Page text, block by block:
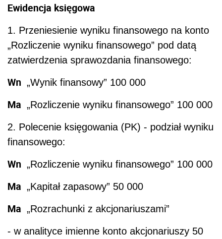
Ewidencja księgowa
1. Przeniesienie wyniku finansowego na konto
„Rozliczenie wyniku finansowego” pod datą
zatwierdzenia sprawozdania finansowego:
Wn „Wynik finansowy” 100 000
Ma „Rozliczenie wyniku finansowego” 100 000
2. Polecenie księgowania (PK) - podział wyniku
finansowego:
Wn „Rozliczenie wyniku finansowego” 100 000
Ma „Kapitał zapasowy” 50 000
Ma „Rozrachunki z akcjonariuszami”
- w analityce imienne konto akcjonariuszy 50